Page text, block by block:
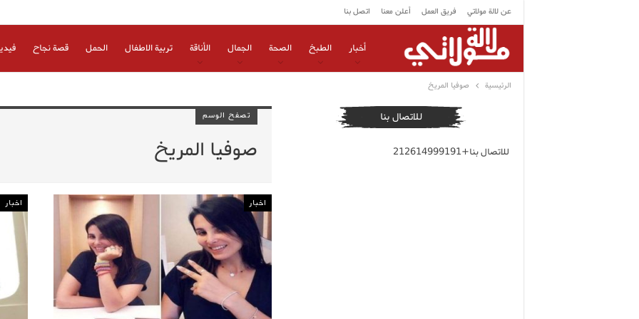
عن لالة مولاتي فريق العمل أعلن معنا اتصل بنا
أخبار الطبخ الصحة الجمال الأناقة تربية الاطفال الحمل قصة نجاح
الرئيسية صوفيا المريخ
تصفح الوسم
صوفيا المريخ
اخبار اخبار
للاتصال بنا
للاتصال بنا+212614999191